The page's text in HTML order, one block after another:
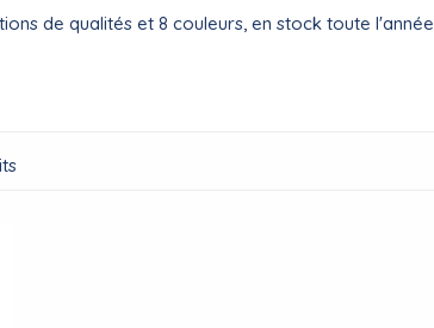
de qualités et 8 couleurs, en stock toute l'année